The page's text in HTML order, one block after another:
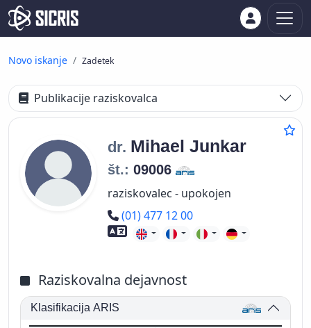
Novo iskanje Zadetek
Publikacije raziskovalca
dr. Mihael Junkar
št.: 09006
raziskovalec - upokojen
Telefon
(01) 477 12 00
Znanje tujih jezikov
Raziskovalna dejavnost
Klasifikacija ARIS